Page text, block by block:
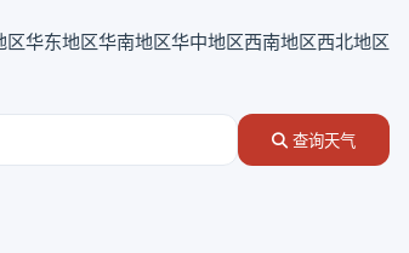
区华东地区华南地区华中地区西南地区西北地区
查询天气